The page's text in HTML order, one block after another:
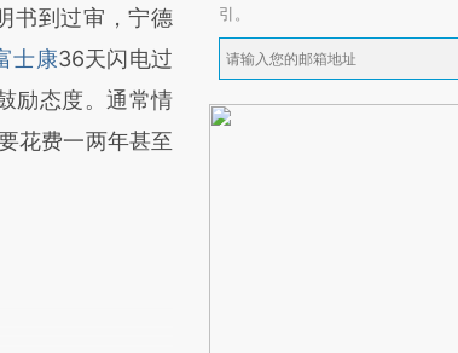
书到过审，宁德
士康36天闪电过
励态度。通常情
花费一两年甚至
引。